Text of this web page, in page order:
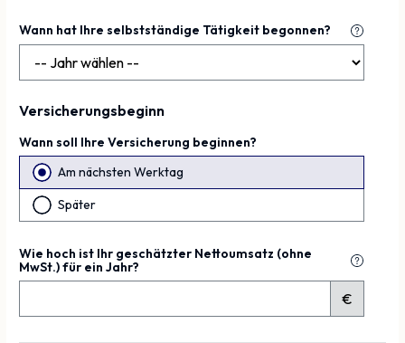
Wann hat Ihre selbstständige Tätigkeit begonnen?
Versicherungsbeginn
Wann soll Ihre Versicherung beginnen?
Am nächsten Werktag
Später
Wie hoch ist Ihr geschätzter Nettoumsatz (ohne
MwSt.) für ein Jahr?
€